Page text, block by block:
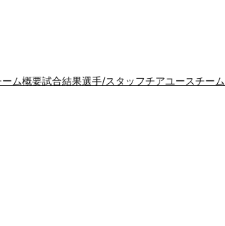
ーム概要試合結果選手/スタッフチアユースチーム